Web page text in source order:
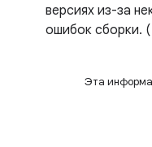
версиях из-за
ошибок сборки. (
Эта